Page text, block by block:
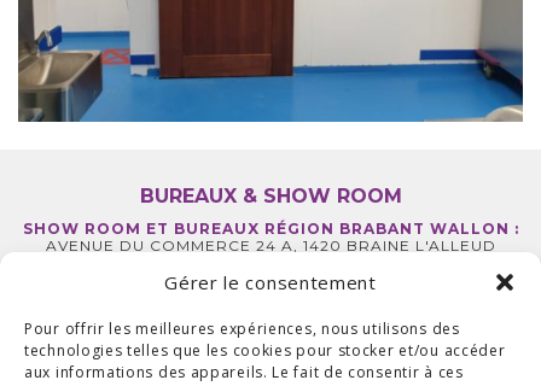
Gérer le consentement
Pour offrir les meilleures expériences, nous utilisons des
technologies telles que les cookies pour stocker et/ou accéder
aux informations des appareils. Le fait de consentir à ces
BUREAUX & SHOW ROOM
SHOW ROOM ET BUREAUX RÉGION BRABANT WALLON :
AVENUE DU COMMERCE 24 A, 1420 BRAINE L'ALLEUD
4430 ANS TEL +32 (0) 2 387 43 32 | FAX +32 (0) 2 663 70 09
©2025 ALL ACCESS | POLITIQUE DE CONFIDENTIALITÉ
|